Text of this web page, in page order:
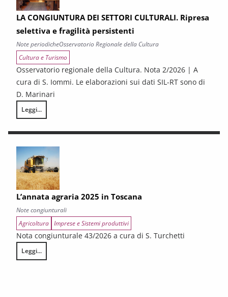
LA CONGIUNTURA DEI SETTORI CULTURALI. Ripresa
selettiva e fragilità persistenti
Note periodicheOsservatorio Regionale della Cultura
Cultura e Turismo
Osservatorio regionale della Cultura. Nota 2/2026 | A
cura di S. Iommi. Le elaborazioni sui dati SIL-RT sono di
D. Marinari
Leggi...
LA CONGIUNTURA DEI SETTORI CULTURALI. Ripresa selettiva e
L’annata agraria 2025 in Toscana
Note congiunturali
Agricoltura Imprese e Sistemi produttivi
Nota congiunturale 43/2026 a cura di S. Turchetti
Leggi...
L’annata agraria 2025 in Toscana